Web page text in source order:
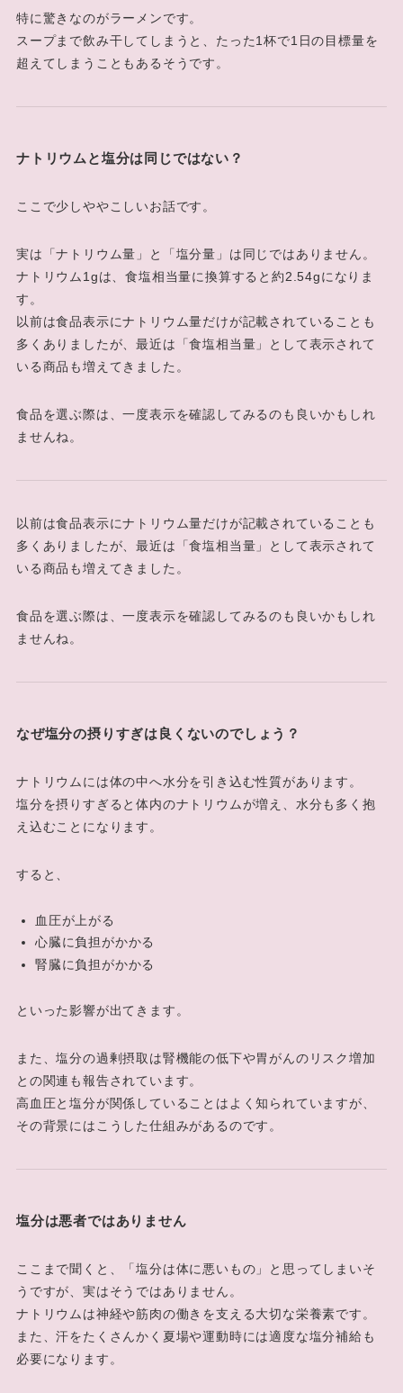
特に驚きなのがラーメンです。
スープまで飲み干してしまうと、たった1杯で1日の目標量を
超えてしまうこともあるそうです。
ナトリウムと塩分は同じではない？
ここで少しややこしいお話です。
実は「ナトリウム量」と「塩分量」は同じではありません。
ナトリウム1gは、食塩相当量に換算すると約2.54gになりま
す。
以前は食品表示にナトリウム量だけが記載されていることも
多くありましたが、最近は「食塩相当量」として表示されて
いる商品も増えてきました。
食品を選ぶ際は、一度表示を確認してみるのも良いかもしれ
ませんね。
以前は食品表示にナトリウム量だけが記載されていることも
多くありましたが、最近は「食塩相当量」として表示されて
いる商品も増えてきました。
食品を選ぶ際は、一度表示を確認してみるのも良いかもしれ
ませんね。
なぜ塩分の摂りすぎは良くないのでしょう？
ナトリウムには体の中へ水分を引き込む性質があります。
塩分を摂りすぎると体内のナトリウムが増え、水分も多く抱
え込むことになります。
すると、
血圧が上がる
心臓に負担がかかる
腎臓に負担がかかる
といった影響が出てきます。
また、塩分の過剰摂取は腎機能の低下や胃がんのリスク増加
との関連も報告されています。
高血圧と塩分が関係していることはよく知られていますが、
その背景にはこうした仕組みがあるのです。
塩分は悪者ではありません
ここまで聞くと、「塩分は体に悪いもの」と思ってしまいそ
うですが、実はそうではありません。
ナトリウムは神経や筋肉の働きを支える大切な栄養素です。
また、汗をたくさんかく夏場や運動時には適度な塩分補給も
必要になります。